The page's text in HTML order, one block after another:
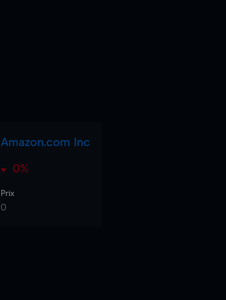
Amazon.com Inc
0%
Prix
0